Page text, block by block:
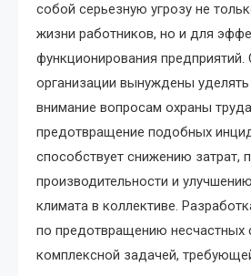
собой серьезную угрозу не
жизни работников, но и для
функционирования
организации вынуждены
внимание вопросам охраны
предотвращение подобных
способствует снижению затрат,
производительности и
климата в коллективе.
по предотвращению несчастных
комплексной задачей,